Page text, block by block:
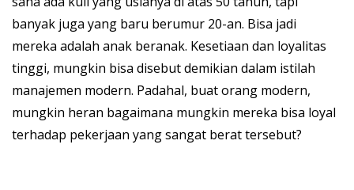
banyak juga yang baru berumur 20-an. Bisa jadi
mereka adalah anak beranak. Kesetiaan dan loyalitas
tinggi, mungkin bisa disebut demikian dalam istilah
manajemen modern. Padahal, buat orang modern,
mungkin heran bagaimana mungkin mereka bisa loyal
terhadap pekerjaan yang sangat berat tersebut?